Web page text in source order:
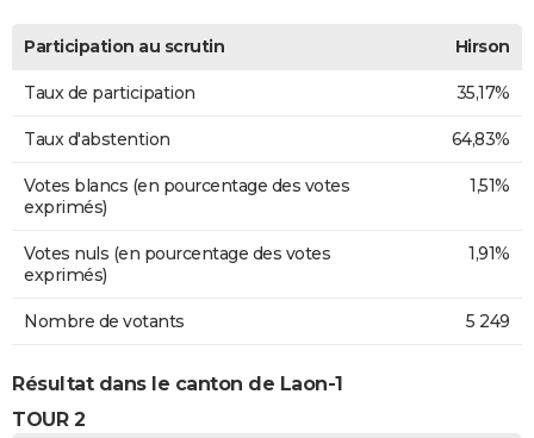
Participation au scrutin Hirson
Taux de participation 35,17%
Taux d'abstention 64,83%
Votes blancs (en pourcentage des votes
exprimés)
1,51%
Votes nuls (en pourcentage des votes
exprimés)
1,91%
Nombre de votants 5 249
Résultat dans le canton de Laon-1
TOUR 2